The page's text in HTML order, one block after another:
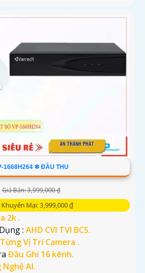
1668H264 ❇ ĐẦU THU
Giá Bán: 3,999,000 ₫
Khuyến Mại: 3,999,000 ₫
2k .
: AHD CVI TVI BCS.
Từng Vị Trí Camera .
Đầu Ghi 16 kênh.
Nghệ AI.